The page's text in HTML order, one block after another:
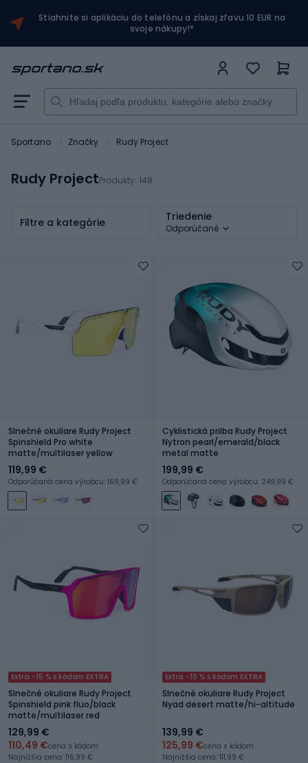
Stiahnite si aplikáciu do telefónu a získaj zľavu 10 EUR na
svoje nákupy!*
Sportano Značky Rudy Project
Rudy ProjectProdukty: 148
Filtre a kategórie Triedenie
Odporúčané
Slnečné okuliare Rudy Project
Spinshield Pro white
matte/multilaser yellow
119,99 €
Odporúčaná cena výrobcu: 169,99 €
Cyklistická prilba Rudy Project
Nytron pearl/emerald/black
metal matte
199,99 €
Odporúčaná cena výrobcu: 249,99 €
Extra -15 % s kódom EXTRA
Slnečné okuliare Rudy Project
Spinshield pink fluo/black
matte/multilaser red
129,99 €
110,49 €cena s kódom
Najnižšia cena: 116,99 €
Extra -10 % s kódom EXTRA
Slnečné okuliare Rudy Project
Nyad desert matte/hi-altitude
139,99 €
125,99 €cena s kódom
Najnižšia cena: 111,99 €